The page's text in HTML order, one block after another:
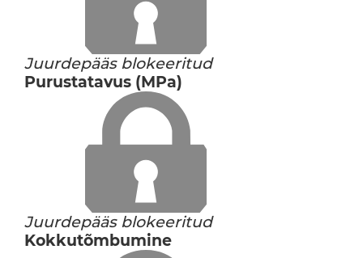
Juurdepääs blokeeritud
Purustatavus (MPa)
Juurdepääs blokeeritud
Kokkutõmbumine